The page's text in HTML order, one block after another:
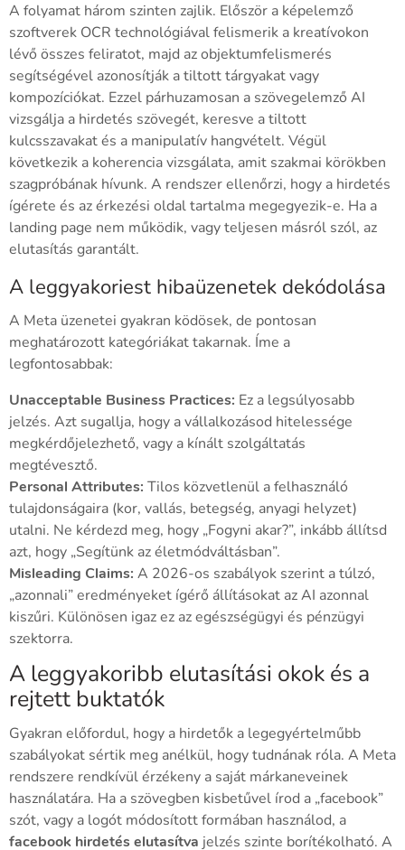
A folyamat három szinten zajlik. Először a képelemző
szoftverek OCR technológiával felismerik a kreatívokon
lévő összes feliratot, majd az objektumfelismerés
segítségével azonosítják a tiltott tárgyakat vagy
kompozíciókat. Ezzel párhuzamosan a szövegelemző AI
vizsgálja a hirdetés szövegét, keresve a tiltott
kulcsszavakat és a manipulatív hangvételt. Végül
következik a koherencia vizsgálata, amit szakmai körökben
szagpróbának hívunk. A rendszer ellenőrzi, hogy a hirdetés
ígérete és az érkezési oldal tartalma megegyezik-e. Ha a
landing page nem működik, vagy teljesen másról szól, az
elutasítás garantált.
A leggyakoriest hibaüzenetek dekódolása
A Meta üzenetei gyakran ködösek, de pontosan
meghatározott kategóriákat takarnak. Íme a
legfontosabbak:
Unacceptable Business Practices: Ez a legsúlyosabb
jelzés. Azt sugallja, hogy a vállalkozásod hitelessége
megkérdőjelezhető, vagy a kínált szolgáltatás
megtévesztő.
Personal Attributes: Tilos közvetlenül a felhasználó
tulajdonságaira (kor, vallás, betegség, anyagi helyzet)
utalni. Ne kérdezd meg, hogy „Fogyni akar?”, inkább állítsd
azt, hogy „Segítünk az életmódváltásban”.
Misleading Claims: A 2026-os szabályok szerint a túlzó,
„azonnali” eredményeket ígérő állításokat az AI azonnal
kiszűri. Különösen igaz ez az egészségügyi és pénzügyi
szektorra.
A leggyakoribb elutasítási okok és a
rejtett buktatók
Gyakran előfordul, hogy a hirdetők a legegyértelműbb
szabályokat sértik meg anélkül, hogy tudnának róla. A Meta
rendszere rendkívül érzékeny a saját márkaneveinek
használatára. Ha a szövegben kisbetűvel írod a „facebook”
szót, vagy a logót módosított formában használod, a
facebook hirdetés elutasítva jelzés szinte borítékolható. A